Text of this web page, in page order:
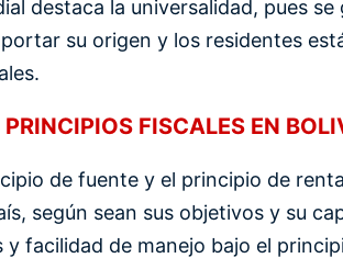
destaca la universalidad, pues
su origen y los residentes
FISCALES EN
de fuente y el principio de
según sean sus objetivos y su
facilidad de manejo bajo el